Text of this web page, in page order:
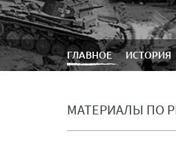
ГЛАВНОЕ ИСТОРИЯ
МАТЕРИАЛЫ ПО